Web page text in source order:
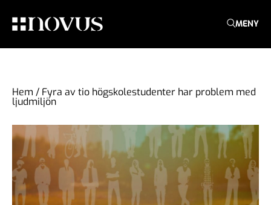
MENY
Hem / Fyra av tio högskolestudenter har problem med
ljudmiljön